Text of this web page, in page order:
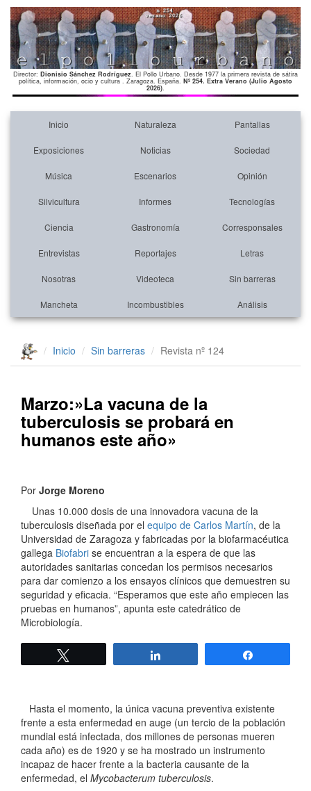
Director: Dionisio Sánchez Rodríguez. El Pollo Urbano. Desde 1977 la primera revista de sátira
política, información, ocio y cultura . Zaragoza. España. Nº 254. Extra Verano (Julio Agosto
2026).
Inicio Naturaleza Pantallas
Exposiciones Noticias Sociedad
Música Escenarios Opinión
Silvicultura Informes Tecnologías
Ciencia Gastronomía Corresponsales
Entrevistas Reportajes Letras
Nosotras Videoteca Sin barreras
Mancheta Incombustibles Análisis
Inicio Sin barreras Revista nº 124
Marzo:»La vacuna de la
tuberculosis se probará en
humanos este año»
Por Jorge Moreno
Unas 10.000 dosis de una innovadora vacuna de la
tuberculosis diseñada por el equipo de Carlos Martín, de la
Universidad de Zaragoza y fabricadas por la biofarmacéutica
gallega Biofabri se encuentran a la espera de que las
autoridades sanitarias concedan los permisos necesarios
para dar comienzo a los ensayos clínicos que demuestren su
seguridad y eficacia. “Esperamos que este año empiecen las
pruebas en humanos”, apunta este catedrático de
Microbiología.
Hasta el momento, la única vacuna preventiva existente
frente a esta enfermedad en auge (un tercio de la población
mundial está infectada, dos millones de personas mueren
cada año) es de 1920 y se ha mostrado un instrumento
incapaz de hacer frente a la bacteria causante de la
enfermedad, el Mycobacterum tuberculosis.